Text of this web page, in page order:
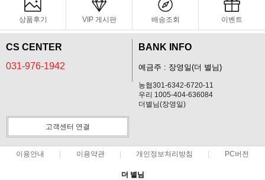
상품후기 VIP 게시판 배송조회 이벤트
CS CENTER
031-976-1942
BANK INFO
예금주 : 장영일(더 별님)
농협301-6342-6720-11
우리 1005-404-636084
더별님(장영일)
고객센터 연결
이용안내 이용약관 개인정보처리방침 PC버전
더 별님